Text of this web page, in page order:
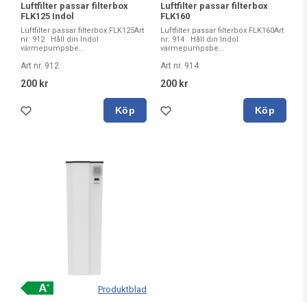
Luftfilter passar filterbox
FLK125 Indol
Luftfilter passar filterbox FLK125Art
nr: 912 Håll din Indol
värmepumpsbe...
Art nr. 912
200 kr
Köp
Luftfilter passar filterbox
FLK160
Luftfilter passar filterbox FLK160Art
nr: 914 Håll din Indol
värmepumpsbe...
Art nr. 914
200 kr
Köp
Produktblad